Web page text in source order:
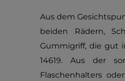
Aus dem
beiden Rädern,
Gummigriff, die gut
14619. Aus der
Flaschenhalters